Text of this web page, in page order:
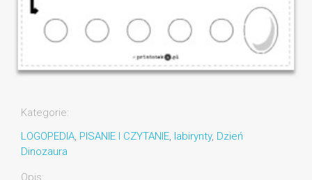
Kategorie:
LOGOPEDIA, PISANIE I CZYTANIE, labirynty, Dzień
Dinozaura
Opis: